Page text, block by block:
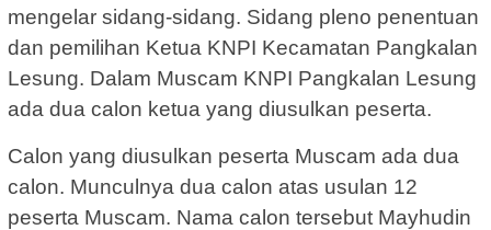
mengelar sidang-sidang. Sidang pleno penentuan
dan pemilihan Ketua KNPI Kecamatan Pangkalan
Lesung. Dalam Muscam KNPI Pangkalan Lesung
ada dua calon ketua yang diusulkan peserta.
Calon yang diusulkan peserta Muscam ada dua
calon. Munculnya dua calon atas usulan 12
peserta Muscam. Nama calon tersebut Mayhudin